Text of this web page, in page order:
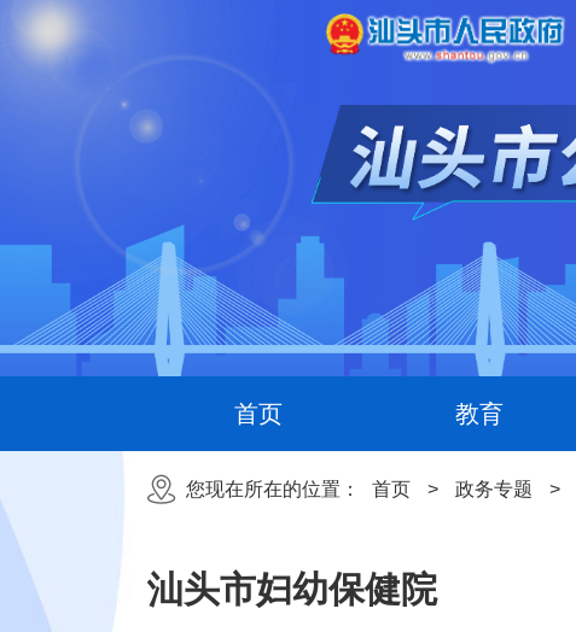
首页 教育
您现在所在的位置： 首页 > 政务专题 >
汕头市妇幼保健院